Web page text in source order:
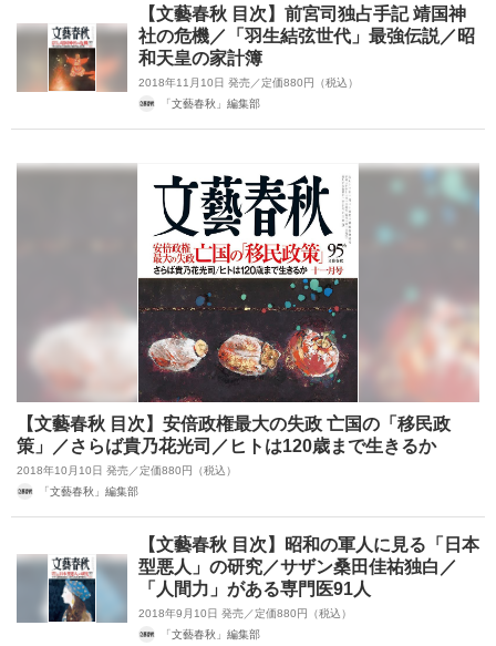
【文藝春秋 目次】前宮司独占手記 靖国神
社の危機／「羽生結弦世代」最強伝説／昭
和天皇の家計簿
2018年11月10日 発売／定価880円（税込）
「文藝春秋」編集部
【文藝春秋 目次】安倍政権最大の失政 亡国の「移民政
策」／さらば貴乃花光司／ヒトは120歳まで生きるか
2018年10月10日 発売／定価880円（税込）
「文藝春秋」編集部
【文藝春秋 目次】昭和の軍人に見る「日本
型悪人」の研究／サザン桑田佳祐独白／
「人間力」がある専門医91人
2018年9月10日 発売／定価880円（税込）
「文藝春秋」編集部